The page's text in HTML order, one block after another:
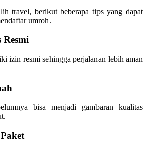
travel, berikut beberapa tips yang dapat
umroh.
Resmi
izin resmi sehingga perjalanan lebih aman
bisa menjadi gambaran kualitas